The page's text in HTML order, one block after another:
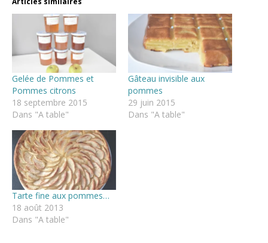
Gelée de Pommes et
Pommes citrons
18 septembre 2015
Dans "A table"
Gâteau invisible aux
pommes
29 juin 2015
Dans "A table"
Tarte fine aux pommes…
18 août 2013
Dans "A table"